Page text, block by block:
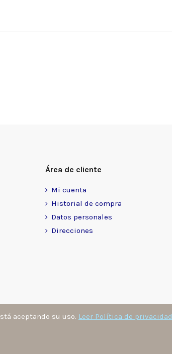
Área de cliente
Mi cuenta
Historial de compra
Datos personales
Direcciones
aceptando su uso. Leer Política de privacidad